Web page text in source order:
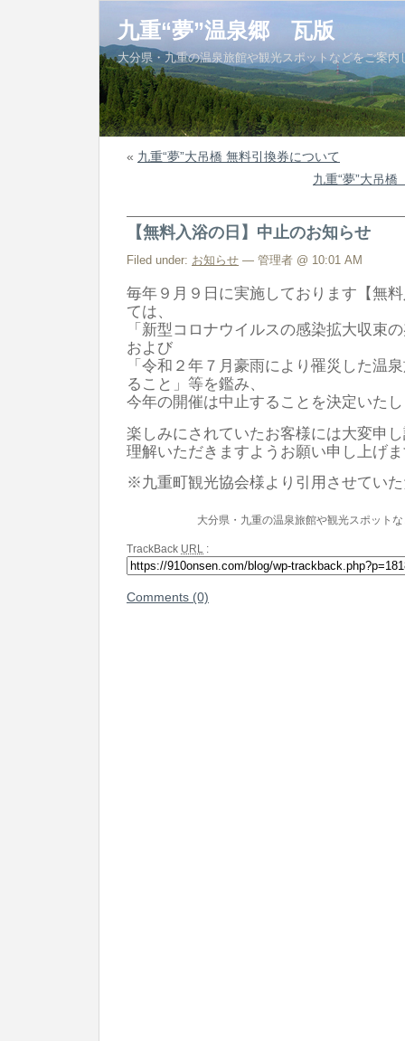
九重“夢”温泉郷 瓦版
大分県・九重の温泉旅館や観光スポットなどをご案内
« 九重“夢”大吊橋 無料引換券について
九重“夢”大吊
【無料入浴の日】中止のお知らせ
Filed under: お知らせ — 管理者 @ 10:01 AM
毎年９月９日に実施しております【無
ては、
「新型コロナウイルスの感染拡大収束
および
「令和２年７月豪雨により罹災した温
ること」等を鑑み、
今年の開催は中止することを決定いた
楽しみにされていたお客様には大変申
理解いただきますようお願い申し上げ
※九重町観光協会様より引用させてい
大分県・九重の温泉旅館や観光スポット
TrackBack URL :
Comments (0)